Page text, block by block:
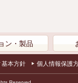
ン・製品
基本方針 個人情報保護